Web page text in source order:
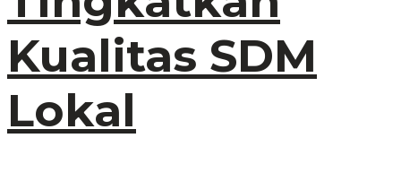
Kualitas SDM
Lokal